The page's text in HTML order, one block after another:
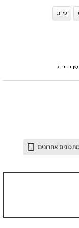
פירוג
תיבול
אחרונים